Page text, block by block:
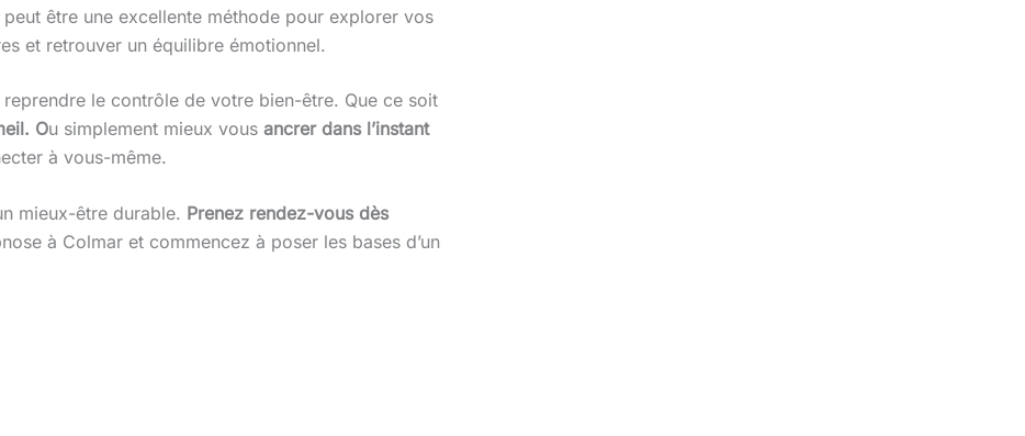
peut être une excellente méthode pour explorer vos
et retrouver un équilibre émotionnel.
le contrôle de votre bien-être. Que ce soit
Ou simplement mieux vous ancrer dans l’instant
à vous-même.
mieux-être durable. Prenez rendez-vous dès
à Colmar et commencez à poser les bases d’un